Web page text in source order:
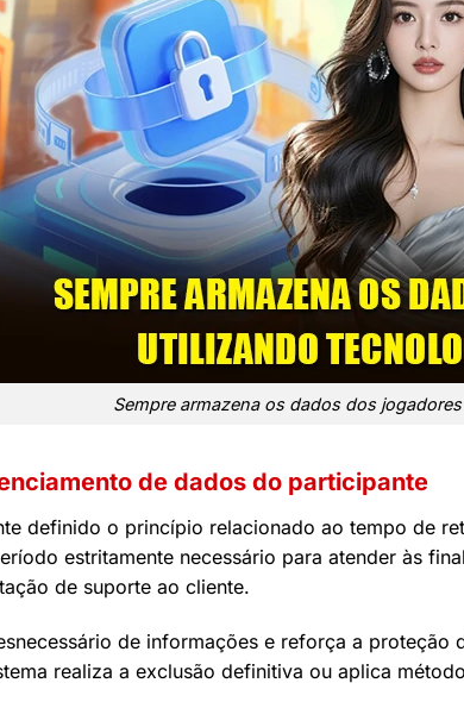
Sempre armazena os dados dos
de dados do participante
definido o princípio relacionado ao tempo de
estritamente necessário para atender às
de suporte ao cliente.
de informações e reforça a
realiza a exclusão definitiva ou aplica